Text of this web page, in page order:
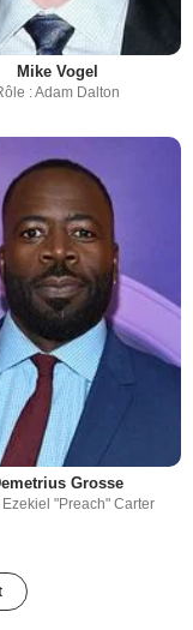
Mike Vogel
: Adam Dalton
Grosse
Ezekiel "Preach" Carter